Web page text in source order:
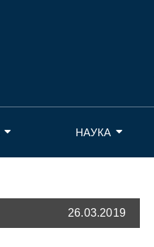
НАУКА
26.03.2019